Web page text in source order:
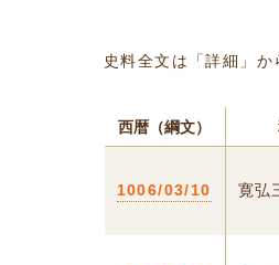
史料全文は「詳細」
西暦（綱文）
1006/03/10 寛弘